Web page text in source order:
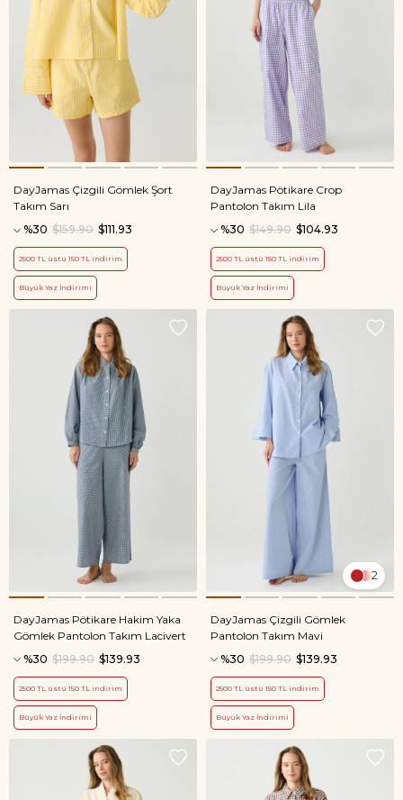
DayJamas Çizgili Gömlek Şort
Takım Sarı
%30
$111.93
$159.90
2500 TL üstü 150 TL indirim
Büyük Yaz İndirimi
DayJamas Pötikare Crop
Pantolon Takım Lila
%30
$104.93
$149.90
2500 TL üstü 150 TL indirim
Büyük Yaz İndirimi
DayJamas Pötikare Hakim Yaka
Gömlek Pantolon Takım Lacivert
%30
$139.93
$199.90
2500 TL üstü 150 TL indirim
Büyük Yaz İndirimi
2
DayJamas Çizgili Gömlek
Pantolon Takım Mavi
%30
$139.93
$199.90
2500 TL üstü 150 TL indirim
Büyük Yaz İndirimi